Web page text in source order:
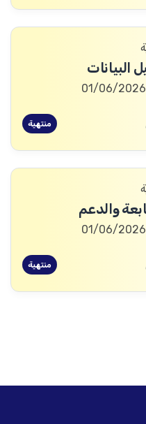
البيانات
منتهية
والدعم
منتهية